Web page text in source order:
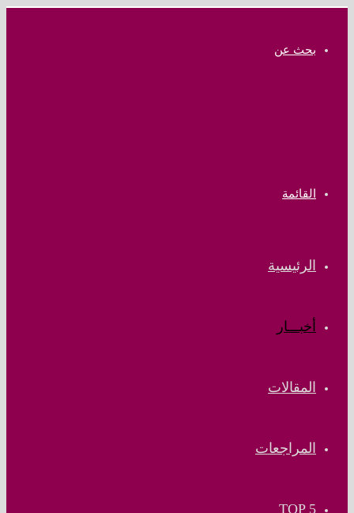
بحث عن
القائمة
الرئيسية
أخبـــار
المقالات
المراجعات
TOP 5